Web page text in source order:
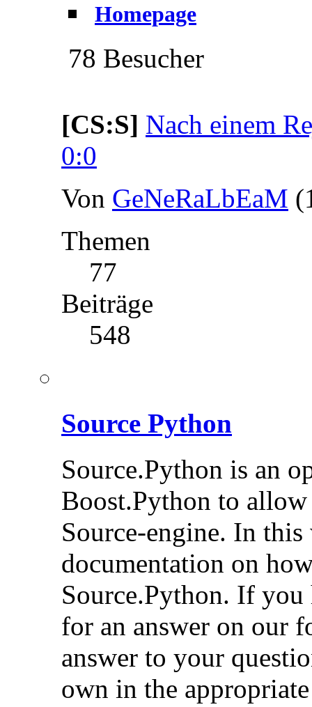
Homepage
78 Besucher
[CS:S] Nach einem
0:0
Von GeNeRaLbEaM
Themen
77
Beiträge
548
Source Python
Source.Python is an
Boost.Python to
Source-engine. In
documentation on
Source.Python. If you
for an answer on our
answer to your
own in the